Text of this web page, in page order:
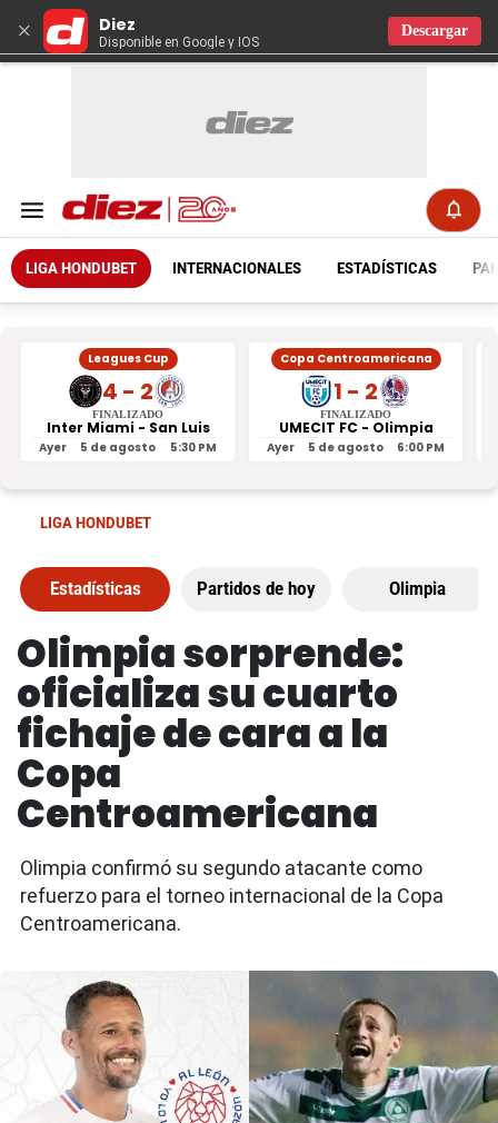
× Diez
Disponible en Google y IOS
Descargar
LIGA HONDUBET INTERNACIONALES ESTADÍSTICAS
Leagues Cup
4 - 2
FINALIZADO
Inter Miami - San Luis
Ayer 5 de agosto 5:30 PM
Copa Centroamericana
1 - 2
FINALIZADO
UMECIT FC - Olimpia
Ayer 5 de agosto 6:00 PM
LIGA HONDUBET
Estadísticas Partidos de hoy Olimpia
Olimpia sorprende:
oficializa su cuarto
fichaje de cara a la
Copa
Centroamericana
Olimpia confirmó su segundo atacante como
refuerzo para el torneo internacional de la Copa
Centroamericana.